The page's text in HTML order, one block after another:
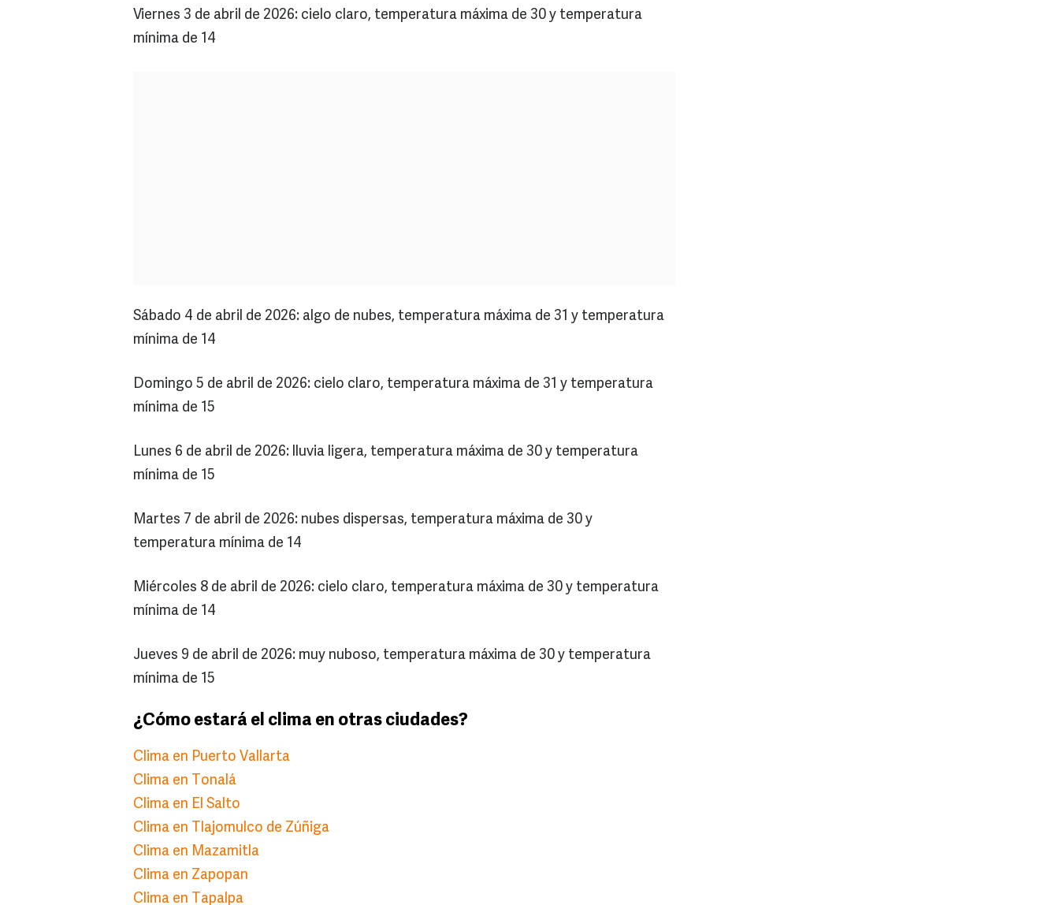
Viernes 3 de abril de 2026: cielo claro, temperatura máxima de 30 y temperatura
mínima de 14
Sábado 4 de abril de 2026: algo de nubes, temperatura máxima de 31 y temperatura
mínima de 14
Domingo 5 de abril de 2026: cielo claro, temperatura máxima de 31 y temperatura
mínima de 15
Lunes 6 de abril de 2026: lluvia ligera, temperatura máxima de 30 y temperatura
mínima de 15
Martes 7 de abril de 2026: nubes dispersas, temperatura máxima de 30 y
temperatura mínima de 14
Miércoles 8 de abril de 2026: cielo claro, temperatura máxima de 30 y temperatura
mínima de 14
Jueves 9 de abril de 2026: muy nuboso, temperatura máxima de 30 y temperatura
mínima de 15
¿Cómo estará el clima en otras ciudades?
Clima en Puerto Vallarta
Clima en Tonalá
Clima en El Salto
Clima en Tlajomulco de Zúñiga
Clima en Mazamitla
Clima en Zapopan
Clima en Tapalpa